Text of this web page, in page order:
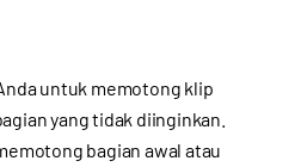
untuk memotong klip
yang tidak diinginkan.
bagian awal atau